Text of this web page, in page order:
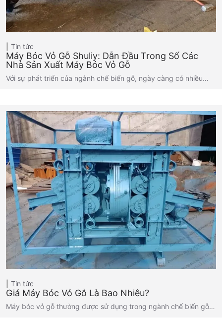
Tin tức
Máy Bóc Vỏ Gỗ Shuliy: Dẫn Đầu Trong Số Các
Nhà Sản Xuất Máy Bóc Vỏ Gỗ
Với sự phát triển của ngành chế biến gỗ, ngày càng có nhiều…
Tin tức
Giá Máy Bóc Vỏ Gỗ Là Bao Nhiêu?
Máy bóc vỏ gỗ thường được sử dụng trong ngành chế biến gỗ…